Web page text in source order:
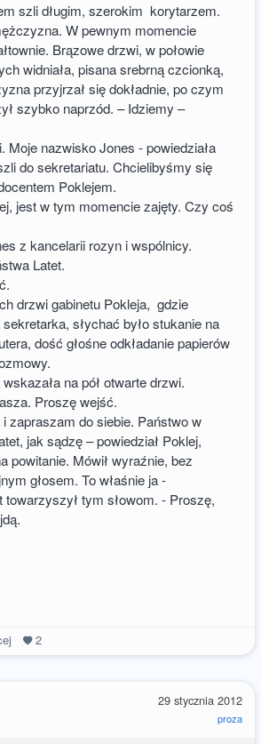
szli długim, szerokim korytarzem.
W pewnym momencie
Brązowe drzwi, w połowie
widniała, pisana srebrną czcionką,
przyjrzał się dokładnie, po czym
szybko naprzód. – Idziemy –
Moje nazwisko Jones - powiedziała
do sekretariatu. Chcielibyśmy się
Poklejem.
jest w tym momencie zajęty. Czy coś
z kancelarii rozyn i wspólnicy.
Latet.
drzwi gabinetu Pokleja, gdzie
słychać było stukanie na
dość głośne odkładanie papierów
na pół otwarte drzwi.
Proszę wejść.
zapraszam do siebie. Państwo w
jak sądzę – powiedział Poklej,
powitanie. Mówił wyraźnie, bez
głosem. To właśnie ja -
tym słowom. - Proszę,
2
29 stycznia 2012
proza